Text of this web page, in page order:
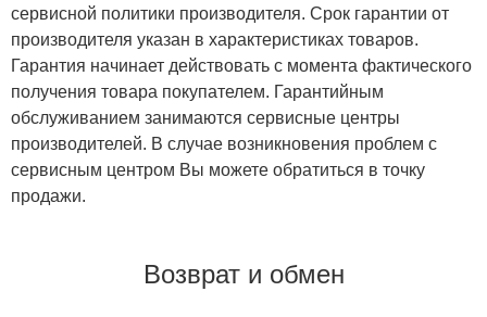
сервисной политики производителя. Срок гарантии от
производителя указан в характеристиках товаров.
Гарантия начинает действовать с момента фактического
получения товара покупателем. Гарантийным
обслуживанием занимаются сервисные центры
производителей. В случае возникновения проблем с
сервисным центром Вы можете обратиться в точку
продажи.
Возврат и обмен